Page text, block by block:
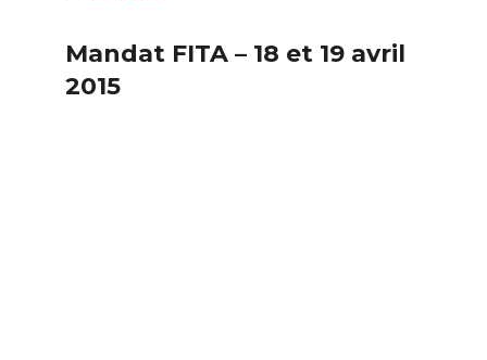
Mandat FITA – 18 et 19 avril
2015